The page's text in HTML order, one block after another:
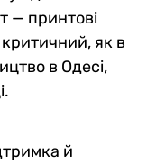
— принтові
критичний, як в
в Одесі,
й